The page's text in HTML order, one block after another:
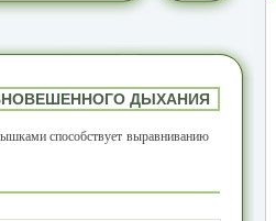
ДЫХАНИЯ
способствует выравниванию